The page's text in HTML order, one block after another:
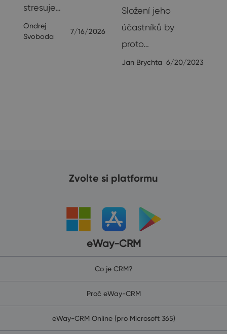
stresuje…
Ondrej
Svoboda
7/16/2026
Složení jeho
účastníků by
proto…
Jan Brychta 6/20/2023
Zvolte si platformu
eWay-CRM
Co je CRM?
Proč eWay-CRM
eWay-CRM Online (pro Microsoft 365)